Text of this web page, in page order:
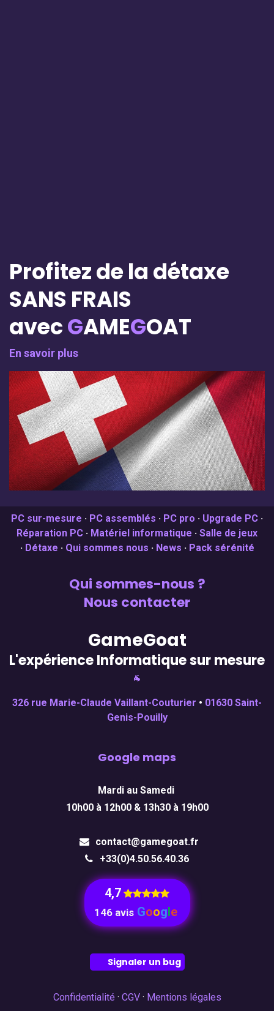
Profitez de la détaxe
SANS FRAIS
avecGAMEGOAT
En savoir plus
PC sur-mesure · PC assemblés · PC pro · Upgrade PC ·
Réparation PC · Matériel informatique · Salle de jeux
· Détaxe · Qui sommes nous · News · Pack sérénité
Qui sommes-nous ?
Nous contacter
GameGoat
L'expérience Informatique sur mesure
🐐
326 rue Marie-Claude Vaillant-Couturier • 01630 Saint-
Genis-Pouilly
Google maps
Mardi au Samedi
10h00 à 12h00 & 13h30 à 19h00
contact@gamegoat.fr
+33(0)4.50.56.40.36
4,7
146 avis Google
Signaler un bug
Confidentialité · CGV· Mentions légales